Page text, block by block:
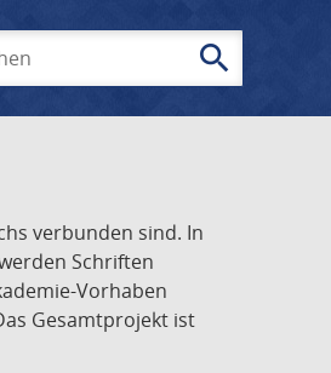
search
verbunden sind. In
Schriften
Vorhaben
Gesamtprojekt ist